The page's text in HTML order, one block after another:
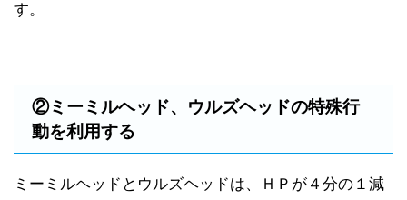
す。
②ミーミルヘッド、ウルズヘッドの特殊行
動を利用する
ミーミルヘッドとウルズヘッドは、ＨＰが４分の１減